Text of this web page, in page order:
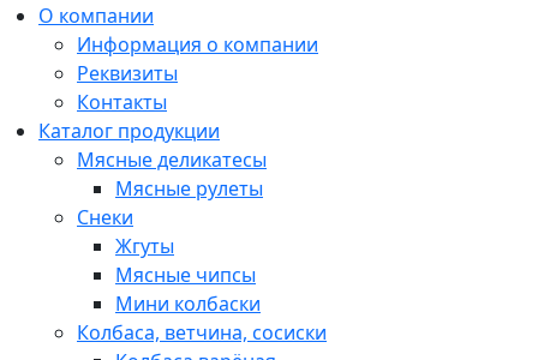
О компании
Информация о компании
Реквизиты
Контакты
Каталог продукции
Мясные деликатесы
Мясные рулеты
Снеки
Жгуты
Мясные чипсы
Мини колбаски
Колбаса, ветчина, сосиски